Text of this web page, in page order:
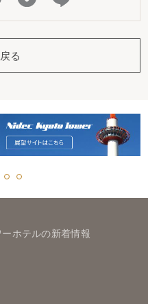
る
ホテルの新着情報